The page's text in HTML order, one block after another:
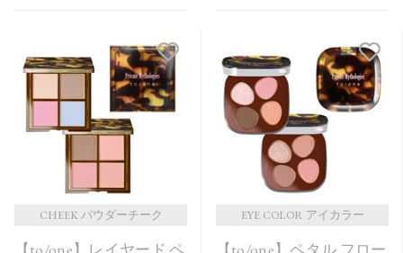
CHEEK パウダーチーク EYE COLOR アイカラー